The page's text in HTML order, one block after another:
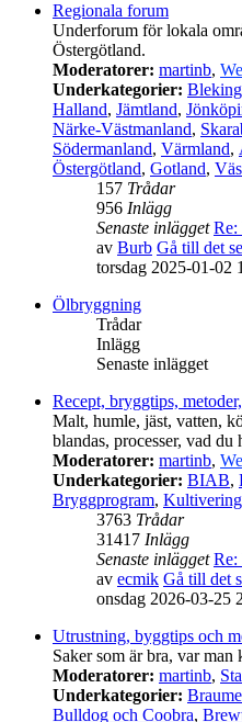
Regionala forum
Underforum för lokala
Östergötland.
Moderatorer: martinb,
Underkategorier:
Halland, Jämtland,
Närke-Västmanland,
Södermanland, Värmland,
Östergötland, Gotland,
157 Trådar
956 Inlägg
Senaste inlägget Re:
av Burb Gå till det
torsdag 2025-01-02
Ölbryggning
Trådar
Inlägg
Senaste inlägget
Recept, bryggtips,
Malt, humle, jäst, vatten,
blandas, processer, vad
Moderatorer: martinb,
Underkategorier: BIAB,
Bryggprogram, Kultivering
3763 Trådar
31417 Inlägg
Senaste inlägget Re:
av ecmik Gå till det
onsdag 2026-03-25
Utrustning, byggtips och
Saker som är bra, var
Moderatorer: martinb,
Underkategorier:
Bulldog och Coobra,